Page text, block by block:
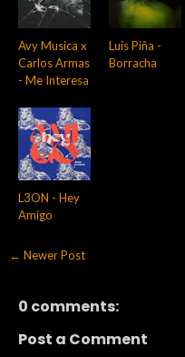
Avy Musica x
Carlos Armas
- Me Interesa
Luis Piña -
Borracha
L3ON - Hey
Amigo
← Newer Post
0 comments:
Post a Comment